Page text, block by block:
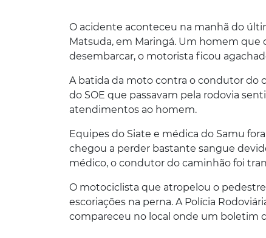
O acidente aconteceu na manhã do
Matsuda, em Maringá. Um homem
desembarcar, o motorista ficou
A batida da moto contra o condutor do
do SOE que passavam pela rodovia
atendimentos ao homem.
Equipes do Siate e médica do Samu
chegou a perder bastante sangue
médico, o condutor do caminhão foi
O motociclista que atropelou o
escoriações na perna. A Polícia
compareceu no local onde um boletim